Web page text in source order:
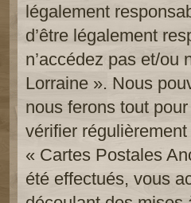
légalement
d’être légalement
n’accédez pas et/ou
Lorraine ». Nous
nous ferons tout
vérifier
« Cartes Postales
été effectués, vous